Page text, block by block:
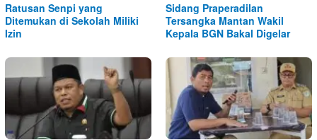
Ratusan Senpi yang
Ditemukan di Sekolah Miliki
Izin
Sidang Praperadilan
Tersangka Mantan Wakil
Kepala BGN Bakal Digelar